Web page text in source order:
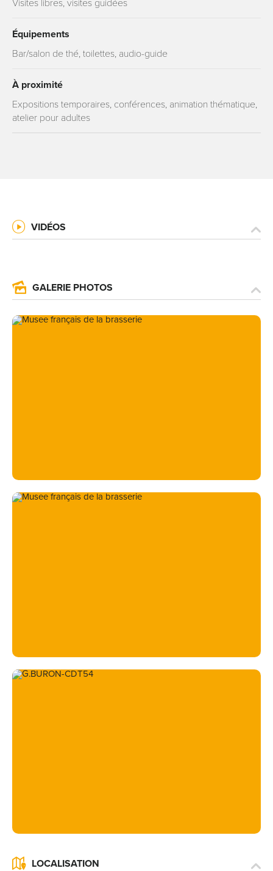
Visites libres, visites guidées
Équipements
Bar/salon de thé, toilettes, audio-guide
À proximité
Expositions temporaires, conférences, animation thématique,
atelier pour adultes
VIDÉOS
GALERIE PHOTOS
LOCALISATION